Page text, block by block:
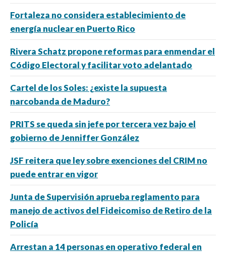
Fortaleza no considera establecimiento de
energía nuclear en Puerto Rico
Rivera Schatz propone reformas para enmendar el
Código Electoral y facilitar voto adelantado
Cartel de los Soles: ¿existe la supuesta
narcobanda de Maduro?
PRITS se queda sin jefe por tercera vez bajo el
gobierno de Jenniffer González
JSF reitera que ley sobre exenciones del CRIM no
puede entrar en vigor
Junta de Supervisión aprueba reglamento para
manejo de activos del Fideicomiso de Retiro de la
Policía
Arrestan a 14 personas en operativo federal en